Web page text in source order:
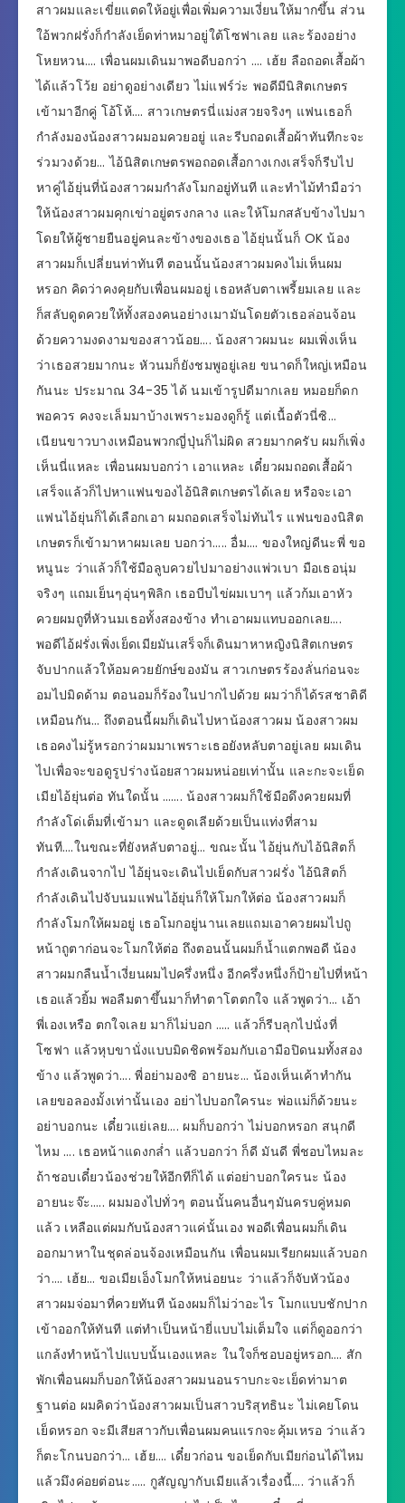
สาวผมและเขี่ยแตดให้อยู่เพื่อเพิ่มความเงี่ยนให้มากขึ้น ส่วน
ใอ้พวกฝรั่งก็กำลังเย็ดท่าหมาอยู่ใต้โซฟาเลย และร้องอย่าง
โหยหวน…. เพื่อนผมเดินมาพอดีบอกว่า …. เฮ้ย ลือถอดเสื้อผ้า
ได้แล้วโว้ย อย่าดูอย่างเดียว ไม่แฟร์ว่ะ พอดีมีนิสิตเกษตร
เข้ามาอีกคู่ โอ้โห้…. สาวเกษตรนี่แม่งสวยจริงๆ แฟนเธอก็
กำลังมองน้องสาวผมอมควยอยู่ และรีบถอดเสื้อผ้าทันทีกะจะ
ร่วมวงด้วย… ไอ้นิสิตเกษตรพอถอดเสื้อกางเกงเสร็จก็รีบไป
หาคู่ไอ้ยุ่นที่น้องสาวผมกำลังโมกอยู่ทันที และทำไม้ทำมือว่า
ให้น้องสาวผมคุกเข่าอยู่ตรงกลาง และให้โมกสลับข้างไปมา
โดยให้ผู้ชายยืนอยู่คนละข้างของเธอ ไอ้ยุ่นนั้นก็ OK น้อง
สาวผมก็เปลี่ยนท่าทันที ตอนนั้นน้องสาวผมคงไม่เห็นผม
หรอก คิดว่าคงคุยกับเพื่อนผมอยู่ เธอหลับตาเพรี้ยมเลย และ
ก็สลับดูดควยให้ทั้งสองคนอย่างเมามันโดยตัวเธอล่อนจ้อน
ด้วยความงดงามของสาวน้อย…. น้องสาวผมนะ ผมเพิ่งเห็น
ว่าเธอสวยมากนะ หัวนมก็ยังชมพูอยู่เลย ขนาดก็ใหญ่เหมือน
กันนะ ประมาณ 34-35 ได้ นมเข้ารูปดีมากเลย หมอยก็ดก
พอควร คงจะเล็มมาบ้างเพราะมองดูก็รู้ แต่เนื้อตัวนี่ซิ…
เนียนขาวบางเหมือนพวกญี่ปุ่นก็ไม่ผิด สวยมากครับ ผมก็เพิ่ง
เห็นนี่แหละ เพื่อนผมบอกว่า เอาแหละ เดี๋ยวผมถอดเสื้อผ้า
เสร็จแล้วก็ไปหาแฟนของไอ้นิสิตเกษตรได้เลย หรือจะเอา
แฟนไอ้ยุ่นก็ได้เลือกเอา ผมถอดเสร็จไม่ทันไร แฟนของนิสิต
เกษตรก็เข้ามาหาผมเลย บอกว่า….. อื่ม…. ของใหญ่ดีนะพี่ ขอ
หนูนะ ว่าแล้วก็ใช้มือลูบควยไปมาอย่างแพ่วเบา มือเธอนุ่ม
จริงๆ แถมเย็นๆอุ่นๆพิลิก เธอบีบไข่ผมเบาๆ แล้วก้มเอาหัว
ควยผมถูที่หัวนมเธอทั้งสองข้าง ทำเอาผมแทบออกเลย….
พอดีไอ้ฝรั่งเพิ่งเย็ดเมียมันเสร็จก็เดินมาหาหญิงนิสิตเกษตร
จับปากแล้วให้อมควยยักษ์ของมัน สาวเกษตรร้องลั่นก่อนจะ
อมไปมิดด้าม ตอนอมก็ร้องในปากไปด้วย ผมว่าก็ได้รสชาติดี
เหมือนกัน… ถึงตอนนี้ผมก็เดินไปหาน้องสาวผม น้องสาวผม
เธอคงไม่รู้หรอกว่าผมมาเพราะเธอยังหลับตาอยู่เลย ผมเดิน
ไปเพื่อจะขอดูรูปร่างน้อยสาวผมหน่อยเท่านั้น และกะจะเย็ด
เมียไอ้ยุ่นต่อ ทันใดนั้น ……. น้องสาวผมก็ใช้มือดึงควยผมที่
กำลังโด่เต็มที่เข้ามา และดูดเลียด้วยเป็นแท่งที่สาม
ทันที….ในขณะที่ยังหลับตาอยู่… ขณะนั้น ไอ้ยุ่นกับไอ้นิสิตก็
กำลังเดินจากไป ไอ้ยุ่นจะเดินไปเย็ดกับสาวฝรั่ง ไอ้นิสิตก็
กำลังเดินไปจับนมแฟนไอ้ยุ่นก็ให้โมกให้ต่อ น้องสาวผมก็
กำลังโมกให้ผมอยู่ เธอโมกอยู่นานเลยแถมเอาควยผมไปถู
หน้าถูตาก่อนจะโมกให้ต่อ ถึงตอนนั้นผมก็น้ำแตกพอดี น้อง
สาวผมกลืนน้ำเงี่ยนผมไปครึ่งหนึ่ง อีกครึ่งหนึ่งก็ป้ายไปที่หน้า
เธอแล้วยิ้ม พอลืมตาขึ้นมาก็ทำตาโตตกใจ แล้วพูดว่า… เอ้า
พี่เองเหรือ ตกใจเลย มาก็ไม่บอก ….. แล้วก็รีบลุกไปนั่งที่
โซฟา แล้วหุบขานั่งแบบมิดชิดพร้อมกับเอามือปิดนมทั้งสอง
ข้าง แล้วพูดว่า…. พี่อย่ามองซิ อายนะ… น้องเห็นเค้าทำกัน
เลยขอลองมั้งเท่านั้นเอง อย่าไปบอกใครนะ พ่อแม่ก็ด้วยนะ
อย่าบอกนะ เดี๋ยวแย่เลย…. ผมก็บอกว่า ไม่บอกหรอก สนุกดี
ไหม …. เธอหน้าแดงกล่ำ แล้วบอกว่า ก็ดี มันดี พี่ชอบไหมละ
ถ้าชอบเดี๋ยวน้องช่วยให้อีกทีก็ได้ แต่อย่าบอกใครนะ น้อง
อายนะจ๊ะ….. ผมมองไปทั่วๆ ตอนนั้นคนอื่นๆมันครบคู่หมด
แล้ว เหลือแต่ผมกับน้องสาวแค่นั้นเอง พอดีเพื่อนผมก็เดิน
ออกมาหาในชุดล่อนจ้องเหมือนกัน เพื่อนผมเรียกผมแล้วบอก
ว่า…. เฮ้ย… ขอเมียเอ็งโมกให้หน่อยนะ ว่าแล้วก็จับหัวน้อง
สาวผมจ่อมาที่ควยทันที น้องผมก็ไม่ว่าอะไร โมกแบบชักปาก
เข้าออกให้ทันที แต่ทำเป็นหน้ายี่แบบไม่เต็มใจ แต่ก็ดูออกว่า
แกล้งทำหน้าไปแบบนั้นเองแหละ ในใจก็ชอบอยู่หรอก…. สัก
พักเพื่อนผมก็บอกให้น้องสาวผมนอนราบกะจะเย็ดท่ามาต
ฐานต่อ ผมคิดว่าน้องสาวผมเป็นสาวบริสุทธินะ ไม่เคยโดน
เย็ดหรอก จะมีเสียสาวกับเพื่อนผมคนแรกจะคุ้มเหรอ ว่าแล้ว
ก็ตะโกนบอกว่า… เฮ้ย…. เดี๋ยวก่อน ขอเย็ดกับเมียก่อนได้ไหม
แล้วมึงค่อยต่อนะ….. กูสัญญากับเมียแล้วเรื่องนี้…. ว่าแล้วก็